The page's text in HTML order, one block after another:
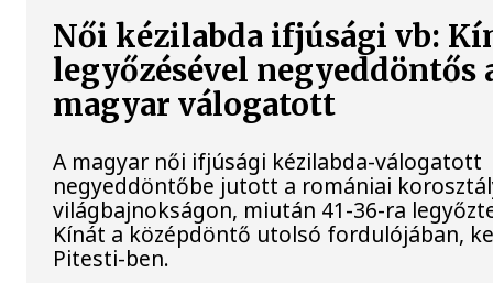
Női kézilabda ifjúsági vb:
legyőzésével negyeddöntős
magyar válogatott
A magyar női ifjúsági kézilabda-válogatott
negyeddöntőbe jutott a romániai
világbajnokságon, miután 41-36-ra
Kínát a középdöntő utolsó fordulójában,
Pitesti-ben.